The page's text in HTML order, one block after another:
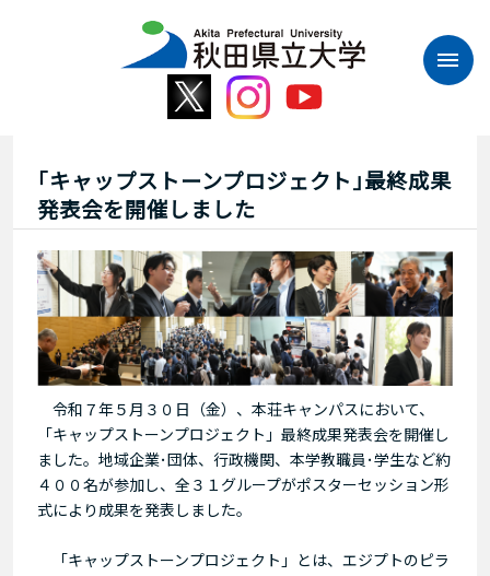
｢キャップストーンプロジェクト｣最終成果
発表会を開催しました
令和７年５月３０日（金）、本荘キャンパスにおいて、
「キャップストーンプロジェクト」最終成果発表会を開催し
ました。地域企業･団体、行政機関、本学教職員･学生など約
４００名が参加し、全３１グループがポスターセッション形
式により成果を発表しました。
「キャップストーンプロジェクト」とは、エジプトのピラ